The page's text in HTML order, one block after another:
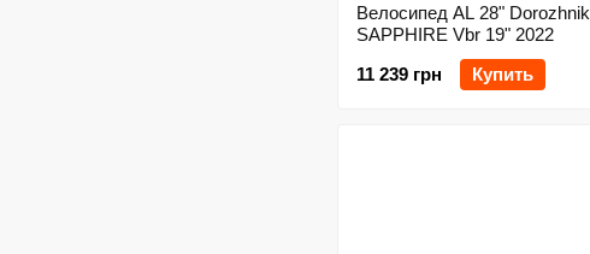
Велосипед AL 28" Dorozhnik
SAPPHIRE Vbr 19" 2022
11 239 грн
Купить